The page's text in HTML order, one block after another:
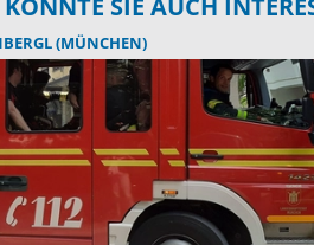
SIE AUCH
(MÜNCHEN)